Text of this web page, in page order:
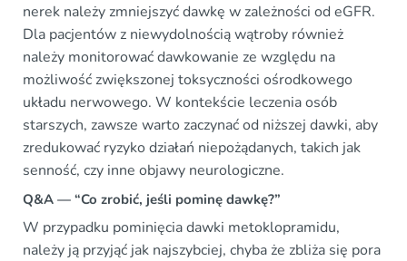
nerek należy zmniejszyć dawkę w zależności od eGFR.
Dla pacjentów z niewydolnością wątroby również
należy monitorować dawkowanie ze względu na
możliwość zwiększonej toksyczności ośrodkowego
układu nerwowego. W kontekście leczenia osób
starszych, zawsze warto zaczynać od niższej dawki, aby
zredukować ryzyko działań niepożądanych, takich jak
senność, czy inne objawy neurologiczne.
Q&A — “Co zrobić, jeśli pominę dawkę?”
W przypadku pominięcia dawki metoklopramidu,
należy ją przyjąć jak najszybciej, chyba że zbliża się pora